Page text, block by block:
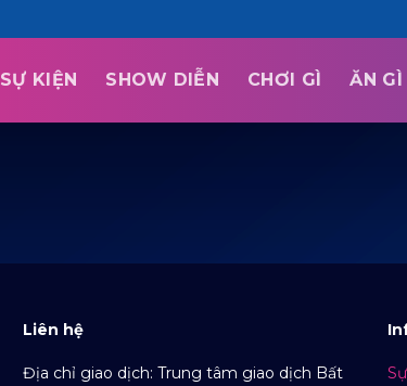
SỰ KIỆN SHOW DIỄN CHƠI GÌ ĂN GÌ
Liên hệ
Địa chỉ giao dịch: Trung tâm giao dịch Bất